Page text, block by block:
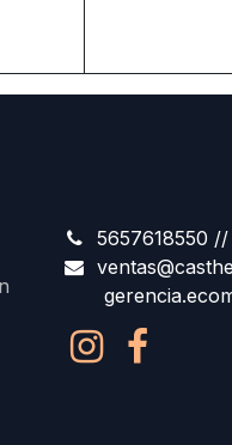
5657618550